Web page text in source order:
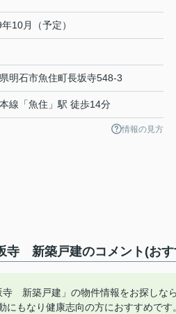
10月（予定）
明石市魚住町長坂寺548-3
線 「魚住 」駅 徒歩14分
情報の見方
寺 新築戸建のコメント(おす
寺 新築戸建」の物件情報をお探しな
にもなり健康志向の方におすすめで